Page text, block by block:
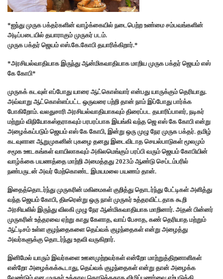
*ஐந்து முருக பக்தர்களின் வாழ்க்கையில் நடைபெற்ற உண்மை சம்பவங்களின்
அடிப்படையில் தயாராகும் முருகர் படம்.
முருக பக்தர் ஜெயம் எஸ்.கே.கோபி தயாரிக்கிறார்.*
*அரசியல்வாதியாக இருந்து ஆன்மிகவாதியாக மாறிய முருக பக்தர் ஜெயம் எஸ்
கே கோபி*
முருகக் கடவுள் எப்போது யாரை ஆட்கொள்வார் என்பது யாருக்கும் தெரியாது.
அவ்வாறு ஆட்கொள்ளப்பட்ட ஒருவரை பற்றி தான் நாம் இப்போது பார்க்க
போகிறோம். வலதுசாரி அரசியல்வாதியாகவும் திரைப்பட தயாரிப்பாளர், நடிகர்
மற்றும் விநியோகஸ்தராகவும் பரபரப்பாக இயங்கி வந்த ஜெ எஸ் கே கோபி என்று
அழைக்கப்படும் ஜெயம் எஸ் கே கோபி, இன்று ஒரு முழு நேர முருக பக்தர். தமிழ்
கடவுளான ஆறுமுகனின் புகழை தனது இடைவிடாத செயல்பாடுகள் மூலமும்
சமூக ஊடகங்கள் வாயிலாகவும் அகிலமெங்கும் பரப்பி வரும் ஜெயம் கோபியின்
வாழ்க்கை பயணத்தை மாற்றி அமைத்தது 2023ம் ஆண்டு செப்டம்பரில்
நண்பருடன் அவர் மேற்கொண்ட இமயமலை பயணம் தான்.
இதைத்தொடர்ந்து முருகரின் மகிமைகள் குறித்து தொடர்ந்து பேட்டிகள் அளித்து
வந்த ஜெயம் கோபி, திடீரென்று ஒரு நாள் முருகர் உத்தரவிட்டதாக கூறி
அரசியலில் இருந்து விலகி முழு நேர ஆன்மிகவாதியாக மாறினார். அதன் பின்னர்
முருகரின் உத்தரவை ஏற்று காது கேளாத, வாய் பேசாத, கண் தெரியாத மற்றும்
ஆட்டிசம் உள்ள குழந்தைகளை தெய்வக் குழந்தைகள் என்று அழைத்து
அவர்களுக்கு தொடர்ந்து உதவி வருகிறார்.
இனிமேல் யாரும் இவர்களை ஊனமுற்றவர்கள் என்றோ மாற்றுத்திறனாளிகள்
என்றோ அழைக்கக்கூடாது, தெய்வக் குழந்தைகள் என்று தான் அழைக்க